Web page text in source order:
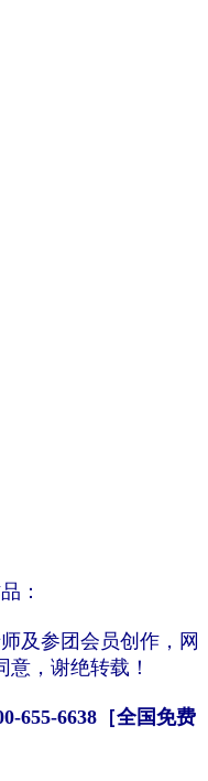
：
及参 团会员创作 ， 网
意，谢绝转载 ！
655-6638 ［全国免费